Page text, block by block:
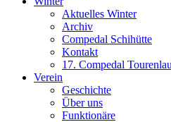
Aktuelles Winter
Archiv
Compedal Schihütte
Kontakt
17. Compedal
Verein
Geschichte
Über uns
Funktionäre